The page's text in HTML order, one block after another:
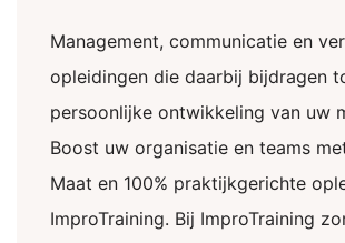
Management, communicatie en
opleidingen die daarbij bijdragen
persoonlijke ontwikkeling van uw
Boost uw organisatie en teams
Maat en 100% praktijkgerichte
ImproTraining. Bij ImproTraining